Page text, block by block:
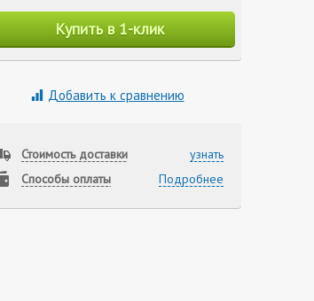
Купить в 1-клик
Добавить к сравнению
Стоимость доставки
узнать
Способы оплаты
Подробнее